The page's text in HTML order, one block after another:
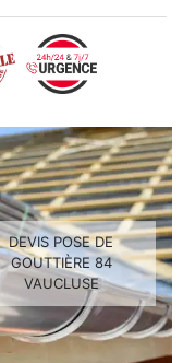
DEVIS POSE DE
GOUTTIÈRE 84
VAUCLUSE